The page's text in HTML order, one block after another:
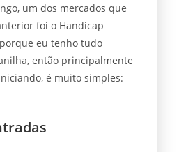
um dos mercados que
foi o Handicap
eu tenho tudo
então principalmente
é muito simples: